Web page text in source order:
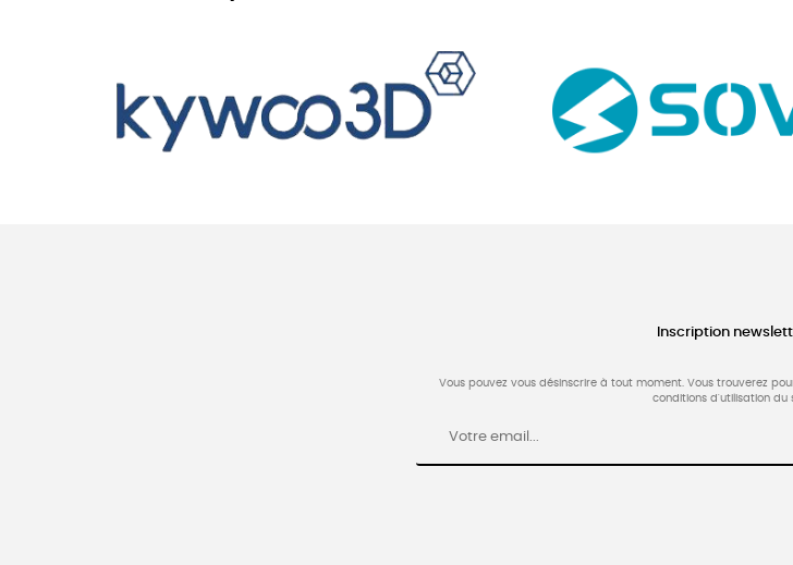
Inscription
Vous pouvez vous désinscrire à tout moment. Vous trouverez
conditions d'utilisation du